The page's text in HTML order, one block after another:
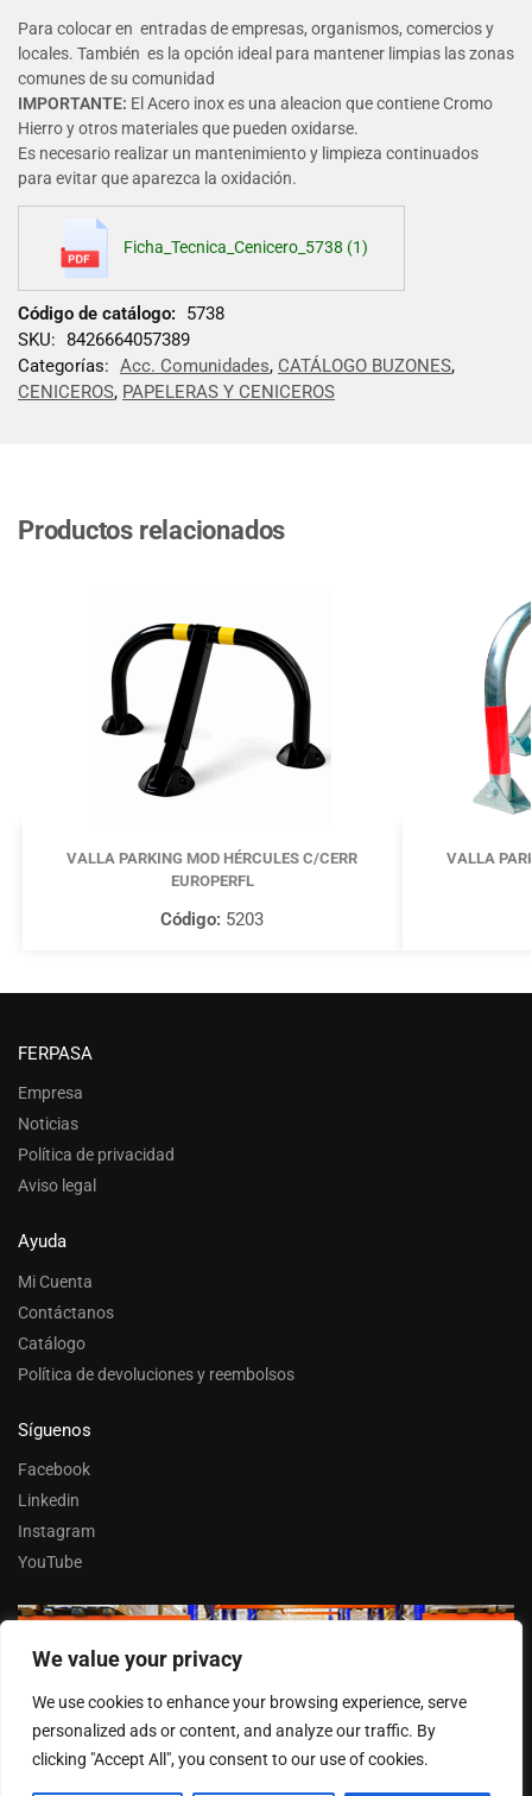
We value your privacy
We use cookies to enhance your browsing experience, serve
personalized ads or content, and analyze our traffic. By
clicking "Accept All", you consent to our use of cookies.
Código de catálogo:
5738
SKU: 8426664057389
Categorías: Acc. Comunidades, CATÁLOGO BUZONES,
CENICEROS, PAPELERAS Y CENICEROS
Para colocar en entradas de empresas, organismos, comercios y
locales. También es la opción ideal para mantener limpias las zonas
comunes de su comunidad
IMPORTANTE: El Acero inox es una aleacion que contiene Cromo
Hierro y otros materiales que pueden oxidarse.
Es necesario realizar un mantenimiento y limpieza continuados
para evitar que aparezca la oxidación.
Ficha_Tecnica_Cenicero_5738 (1)
Productos relacionados
VALLA PARKING MOD HÉRCULES C/CERR
EUROPERFL
Código: 5203
VALLA
FERPASA
Empresa
Noticias
Política de privacidad
Aviso legal
Ayuda
Mi Cuenta
Contáctanos
Catálogo
Política de devoluciones y reembolsos
Síguenos
Facebook
Linkedin
Instagram
YouTube
Trabaja con nosotros
Entrar